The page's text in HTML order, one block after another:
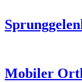
Mobiler